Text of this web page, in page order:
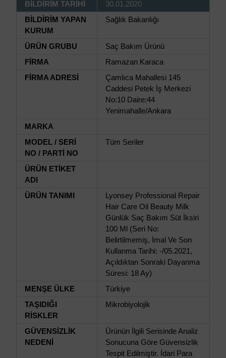
BİLDİRİM TARİHİ
30.01.2020
BİLDİRİM YAPAN
KURUM
Sağlık Bakanlığı
ÜRÜN GRUBU
Saç Bakım Ürünü
FİRMA
Ramazan Karaca
FİRMA ADRESİ
Çamlıca Mahallesi 145
Caddesi Petek İş Merkezi
No:10 Daire:44
Yenimahalle/Ankara
MARKA
MODEL / SERİ
NO / PARTİ NO
Tüm Seriler
ÜRÜN ETİKET
ADI
ÜRÜN TANIMI
Lyonsey Professional Repair
Hair Care Oil Beauty Milk
Günlük Saç Bakım Süt İksiri
100 Ml (Seri No:
Belirtilmemiş, İmal Ve Son
Kullanma Tarihi: -/05.2021,
Açıldıktan Sonraki Dayanma
Süresi: 18 Ay)
MENŞE ÜLKE
Türkiye
TAŞIDIĞI
RİSKLER
Mikrobiyolojik
GÜVENSİZLİK
NEDENİ
Ürünün İlgili Serisinde Analiz
Sonucuna Göre Güvensizlik
Tespit Edilmiştir. İdari Para